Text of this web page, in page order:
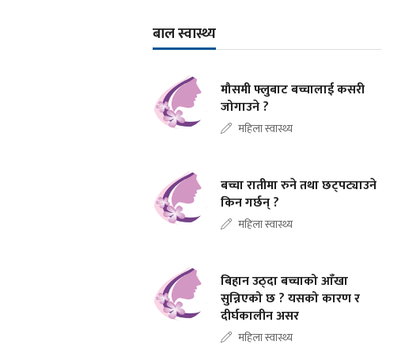
बाल स्वास्थ्य
मौसमी फ्लुबाट बच्चालाई कसरी
जोगाउने ?
महिला स्वास्थ्य
बच्चा रातीमा रुने तथा छट्पट्याउने
किन गर्छन् ?
महिला स्वास्थ्य
बिहान उठ्दा बच्चाको आँखा
सुन्निएको छ ? यसको कारण र
दीर्घकालीन असर
महिला स्वास्थ्य